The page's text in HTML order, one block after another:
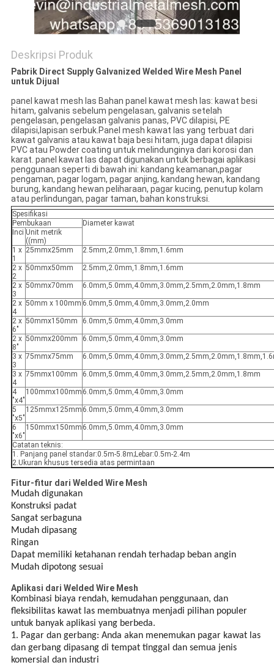
Deskripsi Produk
Pabrik Direct Supply Galvanized Welded Wire Mesh Panel
untuk Dijual
panel kawat mesh las Bahan panel kawat mesh las: kawat besi
hitam, galvanis sebelum pengelasan, galvanis setelah
pengelasan, pengelasan galvanis panas, PVC dilapisi, PE
dilapisi,lapisan serbuk.Panel mesh kawat las yang terbuat dari
kawat galvanis atau kawat baja besi hitam, juga dapat dilapisi
PVC atau Powder coating untuk melindunginya dari korosi dan
karat. panel kawat las dapat digunakan untuk berbagai aplikasi
penggunaan seperti di bawah ini: kandang keamanan,pagar
pengaman, pagar logam, pagar anjing, kandang hewan, kandang
burung, kandang hewan peliharaan, pagar kucing, penutup kolam
atau perlindungan, pagar taman, bahan konstruksi.
Spesifikasi
Pembukaan
Diameter kawat
Inci Unit metrik
((mm)
1 x
1
25mmx25mm 2.5mm,2.0mm,1.8mm,1.6mm
2 x
2
50mmx50mm 2.5mm,2.0mm,1.8mm,1.6mm
2 x
3
50mmx70mm 6.0mm,5.0mm,4.0mm,3.0mm,2.5mm,2.0mm,1.8mm
2 x
4
50mm x 100mm 6.0mm,5.0mm,4.0mm,3.0mm,2.0mm
2 x
6"
50mmx150mm 6.0mm,5.0mm,4.0mm,3.0mm
2 x
8"
50mmx200mm 6.0mm,5.0mm,4.0mm,3.0mm
3 x
3
75mmx75mm
3 x
4
75mmx100mm 6.0mm,5.0mm,4.0mm,3.0mm,2.5mm,2.0mm,1.8mm
4
"x4"
100mmx100mm 6.0mm,5.0mm,4.0mm,3.0mm
5
"x5"
125mmx125mm 6.0mm,5.0mm,4.0mm,3.0mm
6
"x6"
150mmx150mm 6.0mm,5.0mm,4.0mm,3.0mm
Catatan teknis:
1. Panjang panel standar:0.5m-5.8m;Lebar:0.5m-2.4m
2.Ukuran khusus tersedia atas permintaan
Fitur-fitur dari Welded Wire Mesh
Mudah digunakan
Konstruksi padat
Sangat serbaguna
Mudah dipasang
Ringan
Dapat memiliki ketahanan rendah terhadap beban angin
Mudah dipotong sesuai
Aplikasi dari Welded Wire Mesh
Kombinasi biaya rendah, kemudahan penggunaan, dan
fleksibilitas kawat las membuatnya menjadi pilihan populer
untuk banyak aplikasi yang berbeda.
1. Pagar dan gerbang: Anda akan menemukan pagar kawat las
dan gerbang dipasang di tempat tinggal dan semua jenis
komersial dan industri